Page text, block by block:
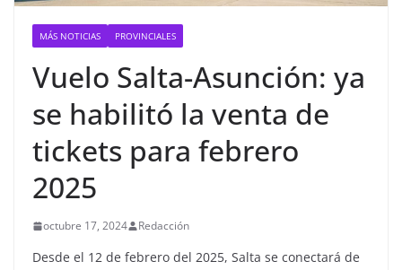
MÁS NOTICIAS PROVINCIALES
Vuelo Salta-Asunción: ya
se habilitó la venta de
tickets para febrero
2025
octubre 17, 2024 Redacción
Desde el 12 de febrero del 2025, Salta se conectará de